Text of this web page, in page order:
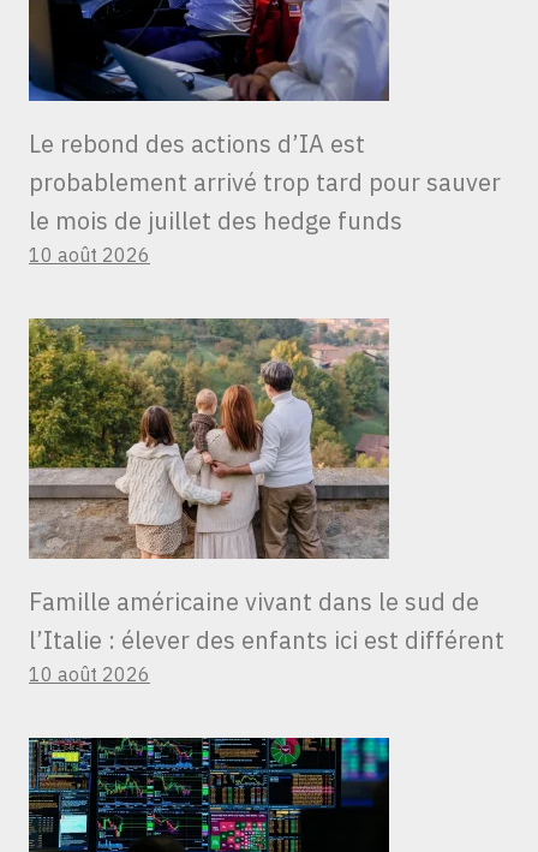
Le rebond des actions d’IA est
probablement arrivé trop tard pour sauver
le mois de juillet des hedge funds
10 août 2026
Famille américaine vivant dans le sud de
l’Italie : élever des enfants ici est différent
10 août 2026